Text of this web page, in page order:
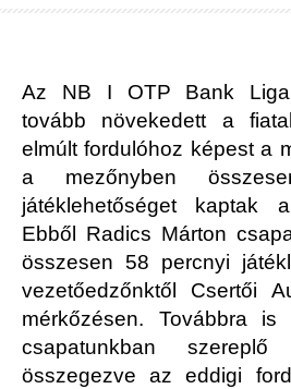
Az NB I OTP Bank Liga
tovább növekedett a
elmúlt fordulóhoz képest a
a mezőnyben
játéklehetőséget kaptak
Ebből Radics Márton
összesen 58 percnyi
vezetőedzőnktől Csertői
mérkőzésen. Továbbra is
csapatunkban
összegezve az eddigi